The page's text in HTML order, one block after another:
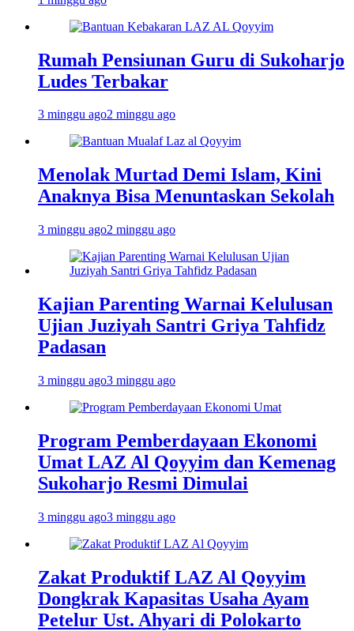
Rumah Pensiunan Guru di Sukoharjo
Ludes Terbakar
3 minggu ago2 minggu ago
Menolak Murtad Demi Islam, Kini
Anaknya Bisa Menuntaskan Sekolah
3 minggu ago2 minggu ago
Kajian Parenting Warnai Kelulusan
Ujian Juziyah Santri Griya Tahfidz
Padasan
3 minggu ago3 minggu ago
Program Pemberdayaan Ekonomi
Umat LAZ Al Qoyyim dan Kemenag
Sukoharjo Resmi Dimulai
3 minggu ago3 minggu ago
Zakat Produktif LAZ Al Qoyyim
Dongkrak Kapasitas Usaha Ayam
Petelur Ust. Ahyari di Polokarto